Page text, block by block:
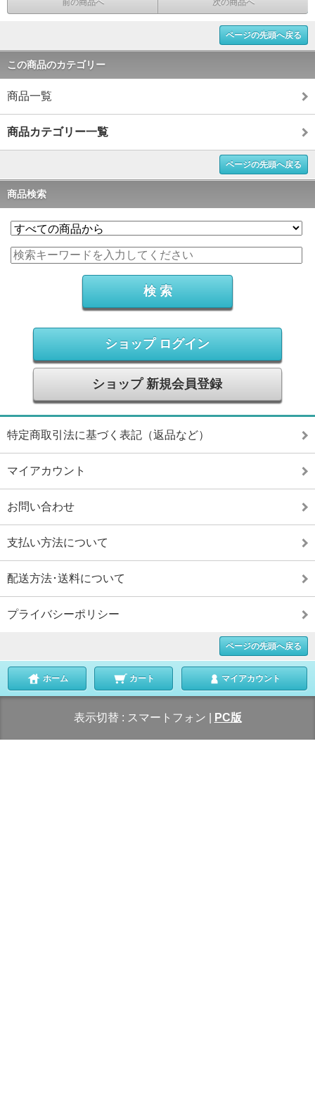
前の商品へ 次の商品へ
ページの先頭へ戻る
この商品のカテゴリー
商品一覧
商品カテゴリー一覧
ページの先頭へ戻る
商品検索
ショップ ログイン
ショップ 新規会員登録
特定商取引法に基づく表記（返品など）
マイアカウント
お問い合わせ
支払い方法について
配送方法･送料について
プライバシーポリシー
ページの先頭へ戻る
ホーム カート マイアカウント
表示切替 : スマートフォン PC版